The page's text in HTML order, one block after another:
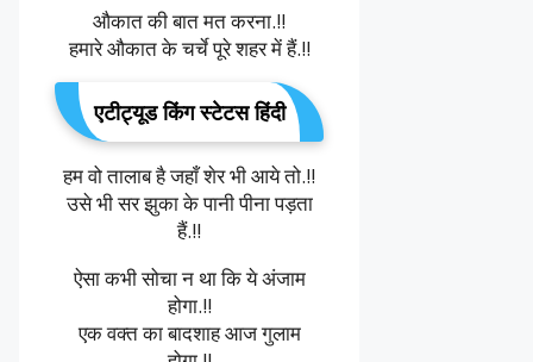
औकात की बात मत करना.!!
हमारे औकात के चर्चे पूरे शहर में हैं.!!
एटीट्यूड किंग स्टेटस हिंदी
हम वो तालाब है जहाँ शेर भी आये तो.!!
उसे भी सर झुका के पानी पीना पड़ता
हैं.!!
ऐसा कभी सोचा न था कि ये अंजाम
होगा.!!
एक वक्त का बादशाह आज गुलाम